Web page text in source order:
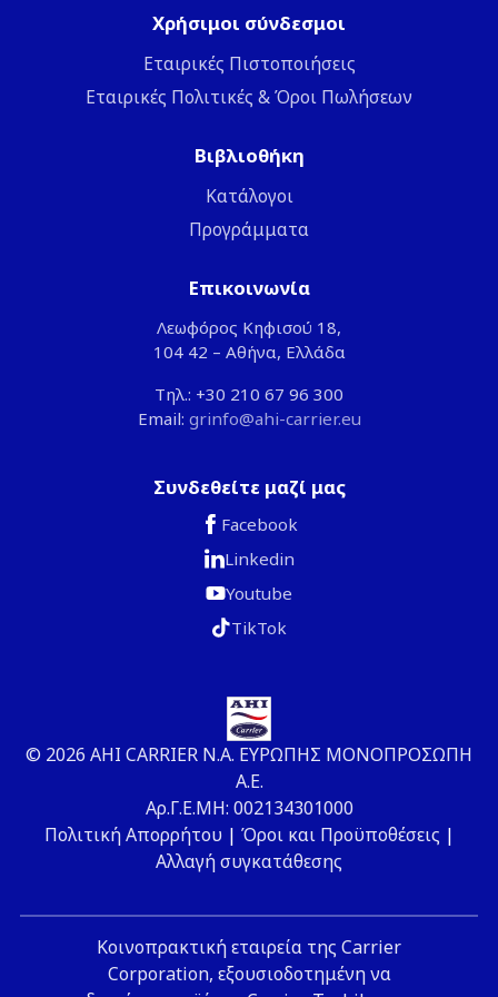
Χρήσιμοι σύνδεσμοι
Εταιρικές Πιστοποιήσεις
Εταιρικές Πολιτικές & Όροι Πωλήσεων
Βιβλιοθήκη
Κατάλογοι
Προγράμματα
Επικοινωνία
Λεωφόρος Κηφισού 18,
104 42 – Αθήνα, Ελλάδα
Τηλ.: +30 210 67 96 300
Email: grinfo@ahi-carrier.eu
Συνδεθείτε μαζί μας
Facebook
Linkedin
Youtube
TikTok
© 2026 ΑΗΙ CARRIER Ν.Α. ΕΥΡΩΠΗΣ ΜΟΝΟΠΡΟΣΩΠΗ
Α.Ε.
Αρ.Γ.Ε.ΜΗ: 002134301000
Πολιτική Απορρήτου | Όροι και Προϋποθέσεις |
Αλλαγή συγκατάθεσης
Κοινοπρακτική εταιρεία της Carrier
Corporation, εξουσιοδοτημένη να